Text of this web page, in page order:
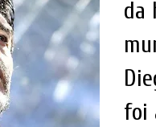
da
foi